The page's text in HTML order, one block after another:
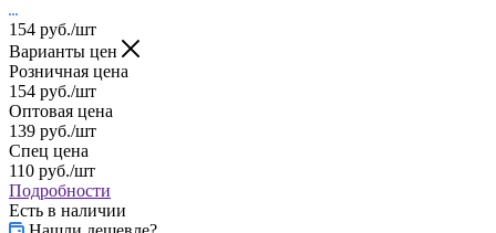
154 руб./шт
Варианты цен
Розничная цена
154 руб./шт
Оптовая цена
139 руб./шт
Спец цена
110 руб./шт
Подробности
Есть в наличии